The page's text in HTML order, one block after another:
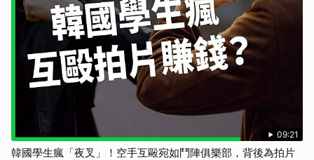
09:21
韓國學生瘋「夜叉」！空手互毆宛如鬥陣俱樂部，背後為拍片